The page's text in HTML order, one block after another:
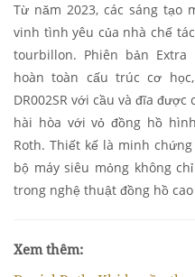
Từ năm 2023, các sáng tạo
vinh tình yêu của nhà chế
tourbillon. Phiên bản Extra
hoàn toàn cấu trúc cơ
DR002SR với cầu và đĩa
hài hòa với vỏ đồng hồ
Roth. Thiết kế là minh
bộ máy siêu mỏng không
trong nghệ thuật đồng hồ cao
Xem thêm: